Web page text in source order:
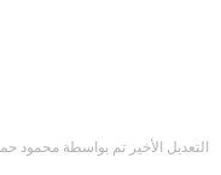
التعديل الأخير تم بواسطة محمود حماد ; 11-07-2018